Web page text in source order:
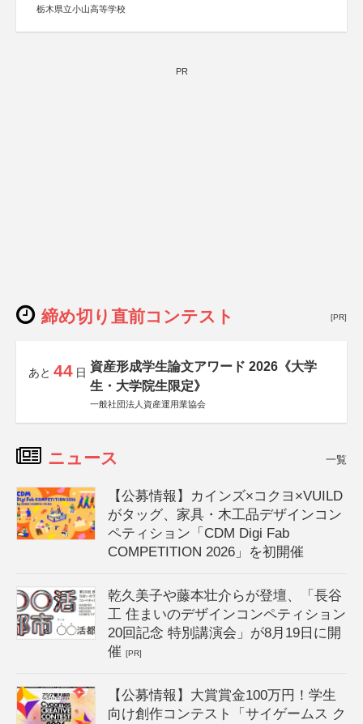
栃木県立小山高等学校
PR
締め切り直前コンテスト [PR]
あと 44 日 資産形成学生論文アワード 2026《大学
生・大学院生限定》
一般社団法人資産運用業協会
ニュース 一覧
【公募情報】カインズ×コクヨ×VUILD
がタッグ、家具・木工品デザインコン
ペティション「CDM Digi Fab
COMPETITION 2026」を初開催
乾久美子や藤本壮介らが登壇、「長谷
工 住まいのデザインコンペティション
20回記念 特別講演会」が8月19日に開
催[PR]
【公募情報】大賞賞金100万円！学生
向け創作コンテスト「サイゲームス ク